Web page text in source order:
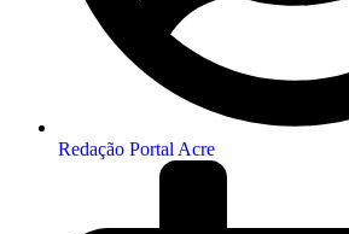
Redação Portal Acre